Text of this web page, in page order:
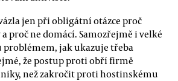
jen při obligátní otázce proč
proč ne domácí. Samozřejmě i velké
jak ukazuje třeba
že postup proti obří firmě
než zakročit proti hostinskému